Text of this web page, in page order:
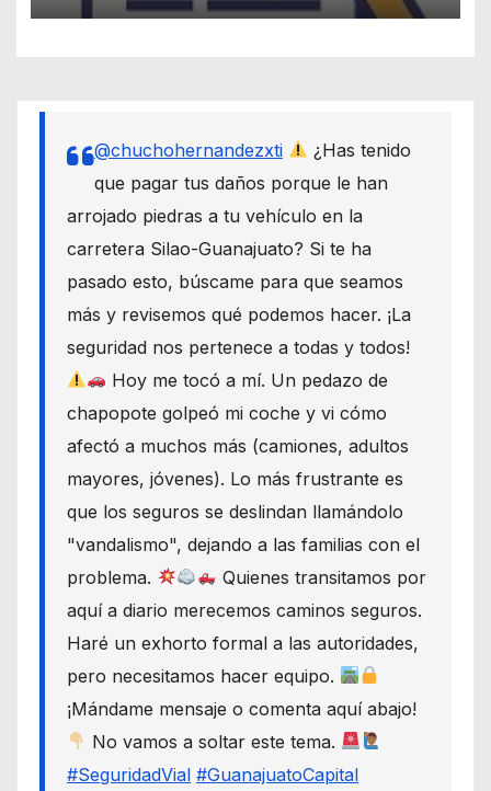
@chuchohernandezxti
¿Has tenido
que pagar tus daños porque le han
arrojado piedras a tu vehículo en la
carretera Silao-Guanajuato? Si te ha
pasado esto, búscame para que seamos
más y revisemos qué podemos hacer. ¡La
seguridad nos pertenece a todas y todos!
Hoy me tocó a mí. Un pedazo de
chapopote golpeó mi coche y vi cómo
afectó a muchos más (camiones, adultos
mayores, jóvenes). Lo más frustrante es
que los seguros se deslindan llamándolo
"vandalismo", dejando a las familias con el
problema.
Quienes transitamos por
aquí a diario merecemos caminos seguros.
Haré un exhorto formal a las autoridades,
pero necesitamos hacer equipo.
¡Mándame mensaje o comenta aquí abajo!
No vamos a soltar este tema.
#SeguridadVial #GuanajuatoCapital